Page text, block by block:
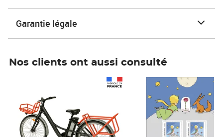
Garantie légale
Nos clients ont aussi consulté
Prix 7,50€